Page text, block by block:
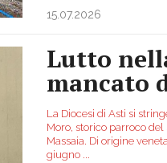
15.07.2026
Lutto
mancato
La Diocesi di Asti si
Moro, storico parroco
Massaia. Di origine
giugno